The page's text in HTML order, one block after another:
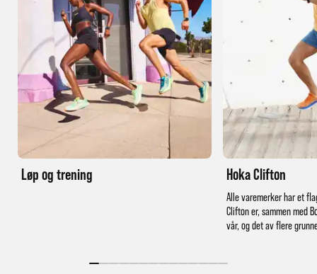
Løp og trening Hoka Clifton
Alle varemerker har et
Clifton er, sammen med
vår, og det av flere